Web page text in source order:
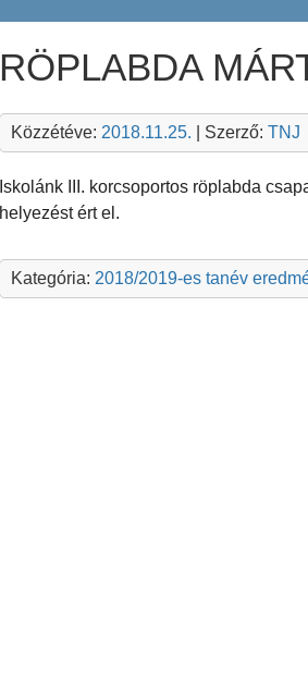
RÖPLABDA
Közzétéve: 2018.11.25. | Szerző: TNJ
Iskolánk III. korcsoportos röplabda
helyezést ért el.
Kategória: 2018/2019-es tanév